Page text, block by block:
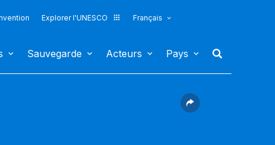
Explorer l'UNESCO
Français
Sauvegarde Acteurs Pays